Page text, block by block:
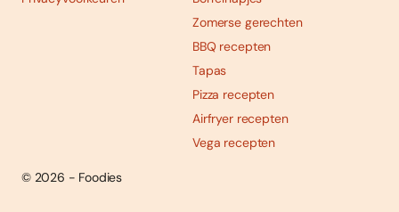
Zomerse gerechten
BBQ recepten
Tapas
Pizza recepten
Airfryer recepten
Vega recepten
© 2026 - Foodies